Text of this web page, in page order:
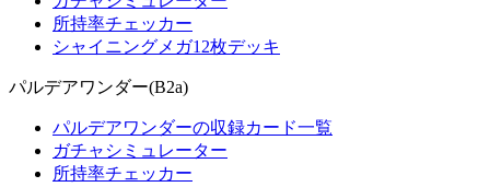
所持率チェッカー
シャイニングメガ12枚デッキ
パルデアワンダー(B2a)
パルデアワンダーの収録カード一覧
ガチャシミュレーター
所持率チェッカー